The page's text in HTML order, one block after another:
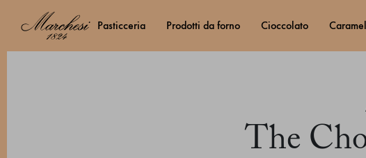
pasticceria prodotti da forno cioccolato
The